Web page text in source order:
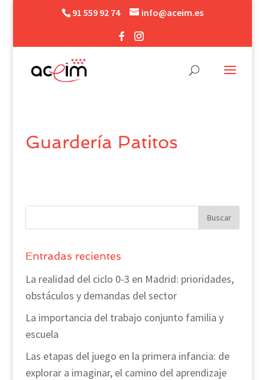
91 559 92 74 info@aceim.es
Guardería Patitos
Entradas recientes
La realidad del ciclo 0-3 en Madrid: prioridades,
obstáculos y demandas del sector
La importancia del trabajo conjunto familia y
escuela
Las etapas del juego en la primera infancia: de
explorar a imaginar, el camino del aprendizaje